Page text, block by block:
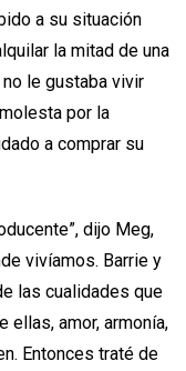
a su situación
la mitad de una
le gustaba vivir
por la
a comprar su
dijo Meg,
vivíamos. Barrie y
las cualidades que
ellas, amor, armonía,
Entonces traté de